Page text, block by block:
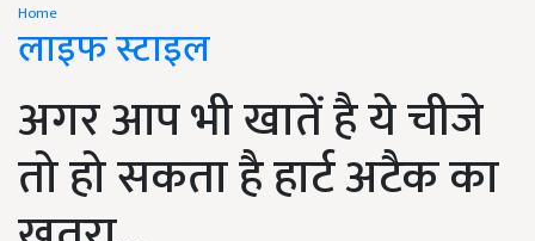
Home
लाइफ स्टाइल
अगर आप भी खातें है ये चीजे
तो हो सकता है हार्ट अटैक का